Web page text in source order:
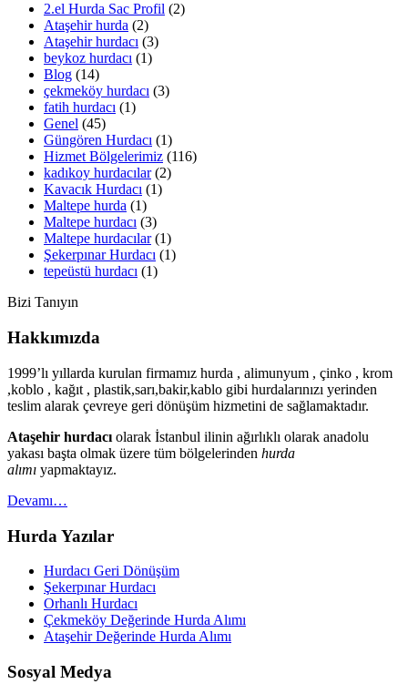
2.el Hurda Sac Profil (2)
Ataşehir hurda (2)
Ataşehir hurdacı (3)
beykoz hurdacı (1)
Blog (14)
çekmeköy hurdacı (3)
fatih hurdacı (1)
Genel (45)
Güngören Hurdacı (1)
Hizmet Bölgelerimiz (116)
kadıkoy hurdacılar(2)
Kavacık Hurdacı (1)
Maltepe hurda (1)
Maltepe hurdacı (3)
Maltepe hurdacılar(1)
Şekerpınar Hurdacı (1)
tepeüstü hurdacı (1)
Bizi Tanıyın
Hakkımızda
1999’lı yıllarda kurulan firmamız hurda , alimunyum , çinko , krom
,koblo , kağıt , plastik,sarı,bakir,kablo gibi hurdalarınızı yerinden
teslim alarak çevreye geri dönüşüm hizmetini de sağlamaktadır.
Ataşehir hurdacı olarak İstanbul ilinin ağırlıklı olarak anadolu
yakası başta olmak üzere tüm bölgelerinden hurda
alımı yapmaktayız.
Devamı…
Hurda Yazılar
Hurdacı Geri Dönüşüm
Şekerpınar Hurdacı
Orhanlı Hurdacı
Çekmeköy Değerinde Hurda Alımı
Ataşehir Değerinde Hurda Alımı
Sosyal Medya